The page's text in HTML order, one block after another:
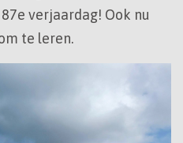
verjaardag! Ook nu
te leren.